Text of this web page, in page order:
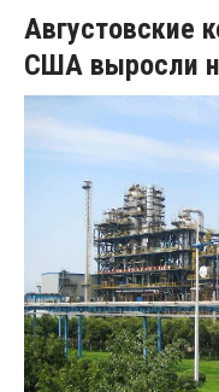
Августовские
США выросли